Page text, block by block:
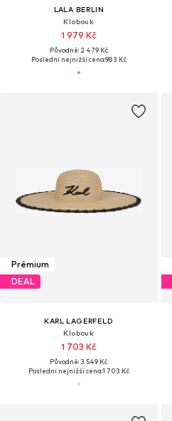
LALA BERLIN
Klobouk
1 979 Kč
Původně: 2 479 Kč
Poslední nejnižší cena:983 Kč
Prémium
DEAL
KARL LAGERFELD
Klobouk
1 703 Kč
Původně: 3 549 Kč
Poslední nejnižší cena:1 703 Kč